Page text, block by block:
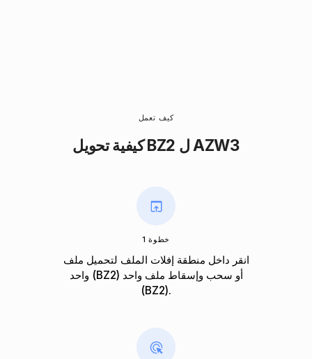
كيف تعمل
كيفية تحويل BZ2 ل AZW3
خطوة 1
انقر داخل منطقة إفلات الملف لتحميل ملف
واحد (BZ2) أو سحب وإسقاط ملف واحد
(BZ2).